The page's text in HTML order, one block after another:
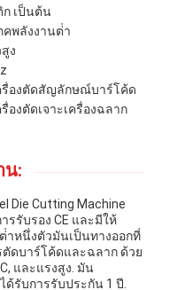
ก เป็นต้น
คพลังงานต่ํา
ง
รื่องตัดสัญลักษณ์บาร์โค้ด
รื่องตัดเจาะเครื่องฉลาก
น:
Die Cutting Machine
รรับรอง CE และมีให้
หนึ่งตัวมันเป็นทางออกที่
ดบาร์โค้ดและฉลาก ด้วย
และแรงสูง. มัน
ด้รับการรับประกัน 1 ปี.